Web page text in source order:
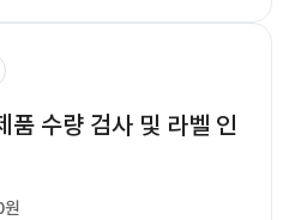
품 수량 검사 및 라벨 인